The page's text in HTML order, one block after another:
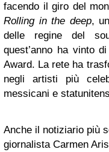
facendo il giro del
Rolling in the deep,
delle regine del
quest’anno ha vinto
Award. La rete ha
negli artisti più
messicani e
Anche il notiziario più
giornalista Carmen